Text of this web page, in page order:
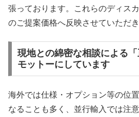
張っております。これらのディス
のご提案価格へ反映させていただき
現地との綿密な相談による
モットーにしています
海外では仕様・オプション等の位
なることも多く、並行輸入では注